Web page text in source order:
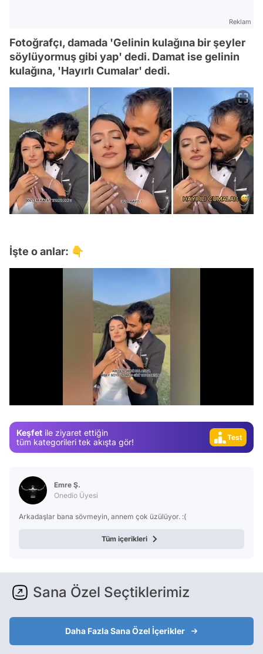
Reklam
Fotoğrafçı, damada 'Gelinin kulağına bir şeyler
söylüyormuş gibi yap' dedi. Damat ise gelinin
kulağına, 'Hayırlı Cumalar' dedi.
İşte o anlar: 👇
Keşfet ile ziyaret ettiğin
tüm kategorileri tek akışta gör!
Test
Emre Ş.
Onedio Üyesi
Arkadaşlar bana sövmeyin, annem çok üzülüyor. :(
Tüm içerikleri
Sana Özel Seçtiklerimiz
Daha Fazla Sana Özel İçerikler